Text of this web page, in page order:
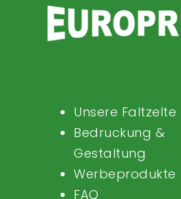
Unsere Faltzelte
Bedruckung &
Gestaltung
Werbeprodukte
FAQ